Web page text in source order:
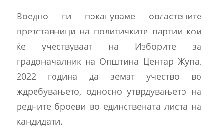
Воедно ги покануваме овластените
претставници на политичките партии кои
ќе учествуваат на Изборите за
градоначалник на Општина Центар Жупа,
2022 година да земат учество во
ждребувањето, односно утврдувањето на
редните броеви во единствената листа на
кандидати.